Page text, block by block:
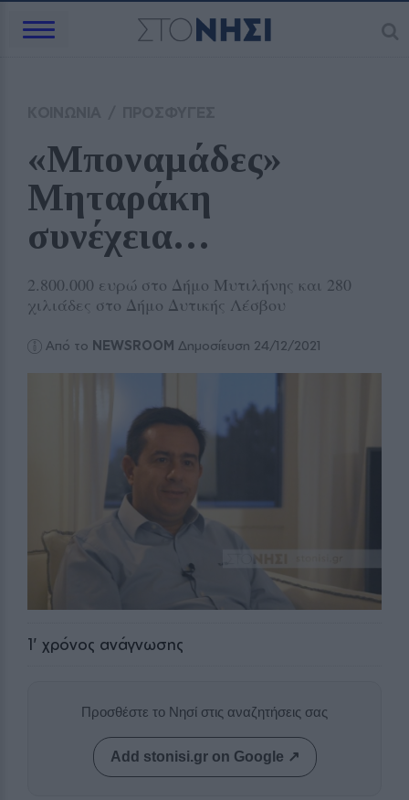
«Μποναμάδες»
Μηταράκη
συνέχεια…
2.800.000 ευρώ στο Δήμο Μυτιλήνης και 280
χιλιάδες στο Δήμο Δυτικής Λέσβου
Από το NEWSROOM Δημοσίευση 24/12/2021
1' χρόνος ανάγνωσης
Προσθέστε το Νησί στις αναζητήσεις σας
Add stonisi.gr on Google ↗